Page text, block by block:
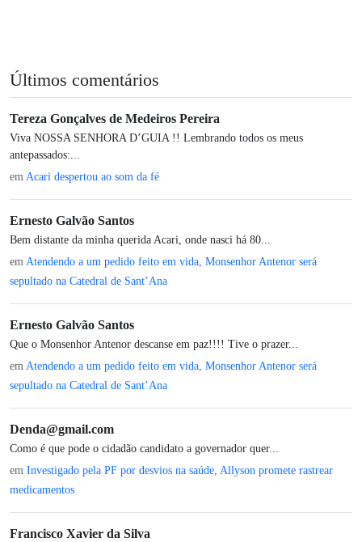
Últimos comentários
Tereza Gonçalves de Medeiros Pereira
Viva NOSSA SENHORA D’GUIA !! Lembrando todos os meus
antepassados:...
em Acari despertou ao som da fé
Ernesto Galvão Santos
Bem distante da minha querida Acari, onde nasci há 80...
em Atendendo a um pedido feito em vida, Monsenhor Antenor será
sepultado na Catedral de Sant’Ana
Ernesto Galvão Santos
Que o Monsenhor Antenor descanse em paz!!!! Tive o prazer...
em Atendendo a um pedido feito em vida, Monsenhor Antenor será
sepultado na Catedral de Sant’Ana
Denda@gmail.com
Como é que pode o cidadão candidato a governador quer...
em Investigado pela PF por desvios na saúde, Allyson promete rastrear
medicamentos
Francisco Xavier da Silva